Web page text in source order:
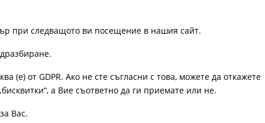
при следващото ви посещение в нашия сайт.
(е) от GDPR. Ако не сте съгласни с това, можете да откажете
а Вие съответно да ги приемате или не.
Вас.